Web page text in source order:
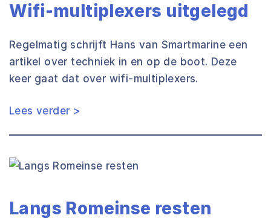
Wifi-multiplexers uitgelegd
Regelmatig schrijft Hans van Smartmarine een
artikel over techniek in en op de boot. Deze
keer gaat dat over wifi-multiplexers.
Lees verder >
Langs Romeinse resten